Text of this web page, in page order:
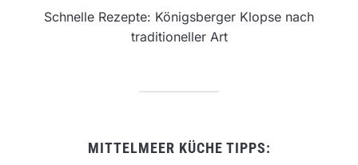
Schnelle Rezepte: Königsberger Klopse nach
traditioneller Art
MITTELMEER KÜCHE TIPPS: